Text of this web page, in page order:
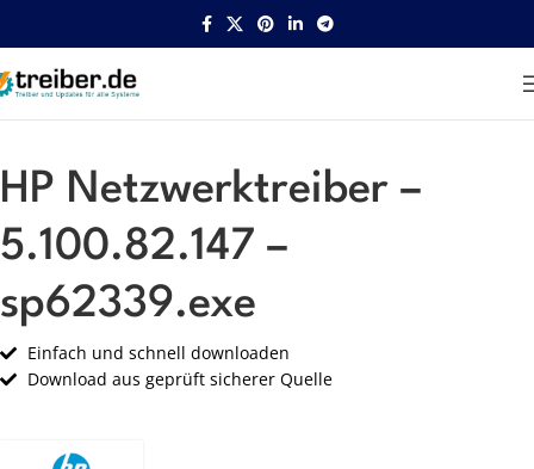
Startseite HP Netzwerk
HP Netzwerktreiber –
5.100.82.147 –
sp62339.exe
Einfach und schnell downloaden
Download aus geprüft sicherer Quelle